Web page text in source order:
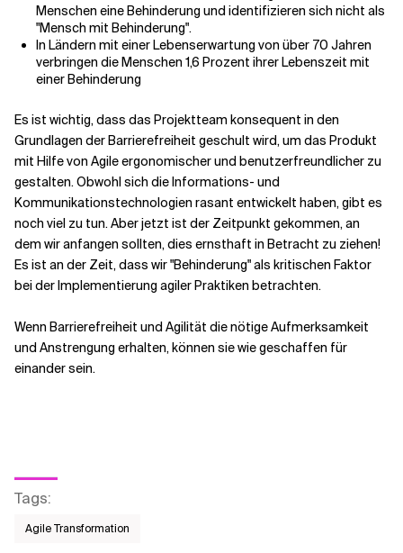
Menschen eine Behinderung und identifizieren sich nicht als
"Mensch mit Behinderung".
In Ländern mit einer Lebenserwartung von über 70 Jahren
verbringen die Menschen 1,6 Prozent ihrer Lebenszeit mit
einer Behinderung
Es ist wichtig, dass das Projektteam konsequent in den
Grundlagen der Barrierefreiheit geschult wird, um das Produkt
mit Hilfe von Agile ergonomischer und benutzerfreundlicher zu
gestalten. Obwohl sich die Informations- und
Kommunikationstechnologien rasant entwickelt haben, gibt es
noch viel zu tun. Aber jetzt ist der Zeitpunkt gekommen, an
dem wir anfangen sollten, dies ernsthaft in Betracht zu ziehen!
Es ist an der Zeit, dass wir "Behinderung" als kritischen Faktor
bei der Implementierung agiler Praktiken betrachten.
Wenn Barrierefreiheit und Agilität die nötige Aufmerksamkeit
und Anstrengung erhalten, können sie wie geschaffen für
einander sein.
Tags:
Agile Transformation